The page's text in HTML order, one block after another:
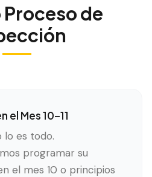
de
el Mes 10–11
lo es todo.
programar su
el mes 10 o principios